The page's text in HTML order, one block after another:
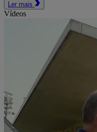
Ler mais
Vídeos